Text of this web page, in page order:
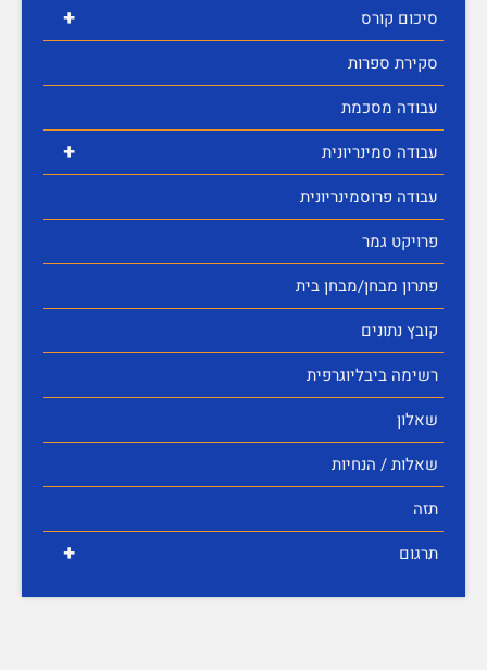
+
סיכום קורס
סקירת ספרות
עבודה מסכמת
+
עבודה סמינריונית
עבודה פרוסמינריונית
פרויקט גמר
פתרון מבחן/מבחן בית
קובץ נתונים
רשימה ביבליוגרפית
שאלון
שאלות / הנחיות
תזה
+ תרגום